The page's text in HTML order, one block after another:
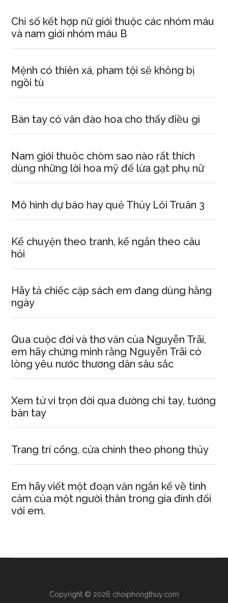
Chỉ số kết hợp nữ giới thuộc các nhóm máu
và nam giới nhóm máu B
Mệnh có thiên xá, pham tội sẽ không bị
ngồi tù
Bàn tay có vân đào hoa cho thấy điều gì
Nam giới thuôc chòm sao nào rất thích
dùng những lời hoa mỹ để lừa gạt phụ nữ
Mô hình dự báo hay quẻ Thủy Lôi Truân 3
Kể chuyện theo tranh, kể ngắn theo câu
hỏi
Hãy tả chiếc cặp sách em đang dùng hằng
ngày
Qua cuộc đời và thơ văn của Nguyễn Trãi,
em hãy chứng minh rằng Nguyễn Trãi có
lòng yêu nước thương dân sâu sắc
Xem tử vi trọn đời qua đường chỉ tay, tướng
bàn tay
Trang trí cổng, cửa chính theo phong thủy
Em hãy viết một đoạn văn ngắn kể về tình
cảm của một người thân trong gia đình đối
với em.
Copyright © 2026 choiphongthuy.com